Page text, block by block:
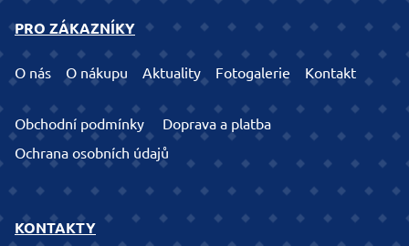
PRO ZÁKAZNÍKY
O nás O nákupu Aktuality Fotogalerie Kontakt
Obchodní podmínky
Doprava a platba
Ochrana osobních údajů
KONTAKTY